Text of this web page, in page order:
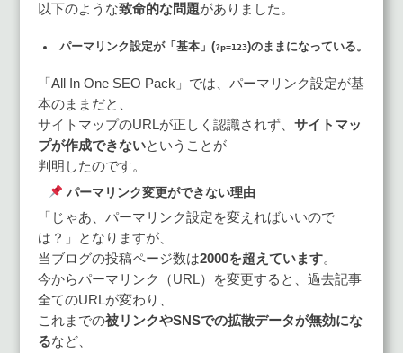
以下のような致命的な問題がありました。
パーマリンク設定が「基本」(?p=123)のままになっている。
「All In One SEO Pack」では、パーマリンク設定が基
本のままだと、
サイトマップのURLが正しく認識されず、 サイトマッ
プが作成できないということが
判明したのです。
パーマリンク変更ができない理由
「じゃあ、パーマリンク設定を変えればいいので
は？」となりますが、
当ブログの投稿ページ数は2000を超えています。
今からパーマリンク（URL）を変更すると、過去記事
全てのURLが変わり、
これまでの被リンクやSNSでの拡散データが無効にな
るなど、